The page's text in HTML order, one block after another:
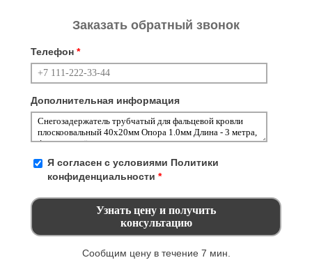
Заказать обратный звонок
Телефон *
Дополнительная информация
Я согласен с условиями Политики
конфиденциальности *
Сообщим цену в течение 7 мин.